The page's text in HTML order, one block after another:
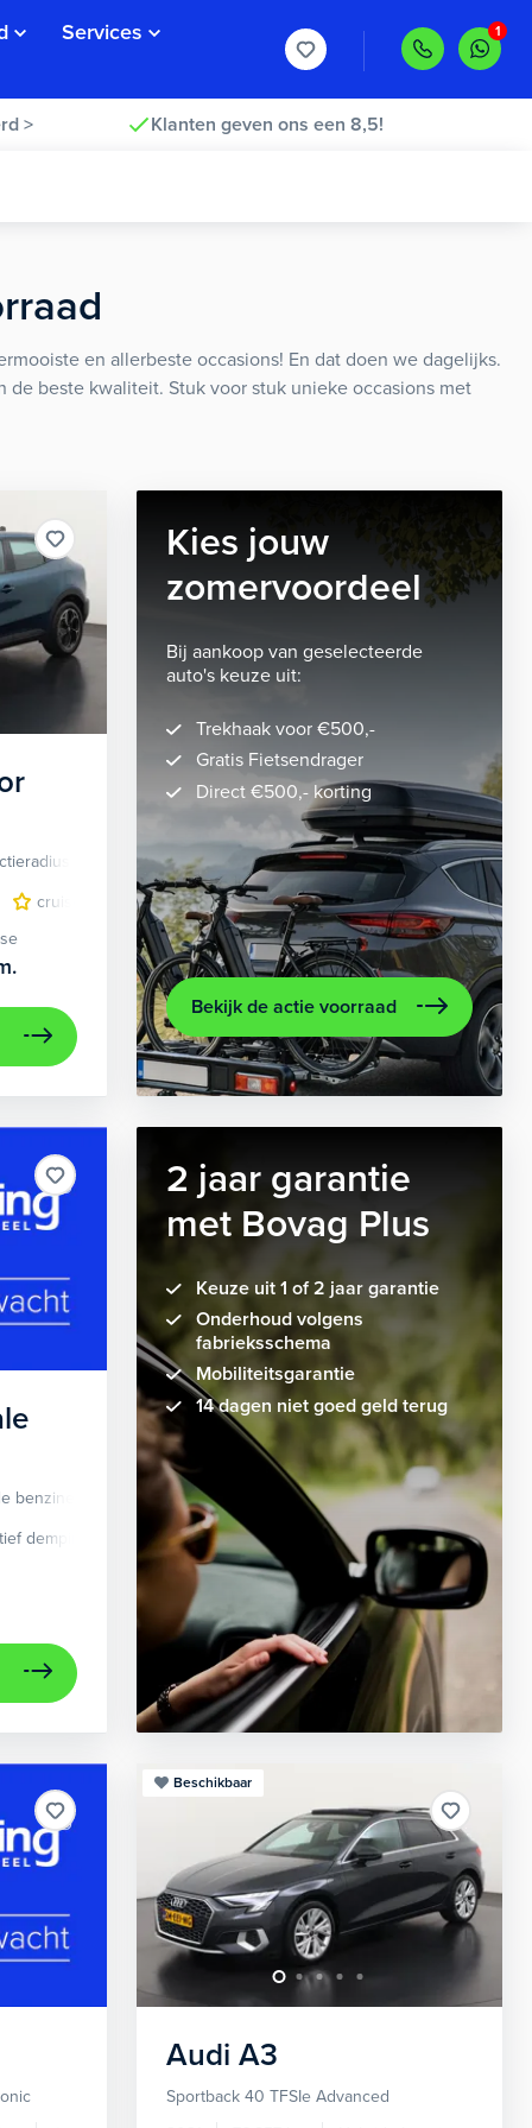
Services
> Klanten geven ons een 8,5!
en allerbeste occasions! En dat doen we dagelijks.
beste kwaliteit. Stuk voor stuk unieke occasions met
velgen 5-spaaks 18"
volledig digitaal
Elektrisch
cruise control adaptief LED koplampen
lichtmetalen
Kies jouw
zomervoordeel
Bij aankoop van geselecteerde
auto's keuze uit:
Trekhaak voor €500,-
Gratis Fietsendrager
Direct €500,- korting
Bekijk de actie voorraad
cruise control adaptief dodehoek detectie
elektrisch
benzine
Automaat
demping systeem Apple Carplay/Android Auto
audio
2 jaar garantie
met Bovag Plus
Keuze uit 1 of 2 jaar garantie
Onderhoud volgens
fabrieksschema
Mobiliteitsgarantie
14 dagen niet goed geld terug
Beschikbaar
Audi A3
Sportback 40 TFSIe Advanced